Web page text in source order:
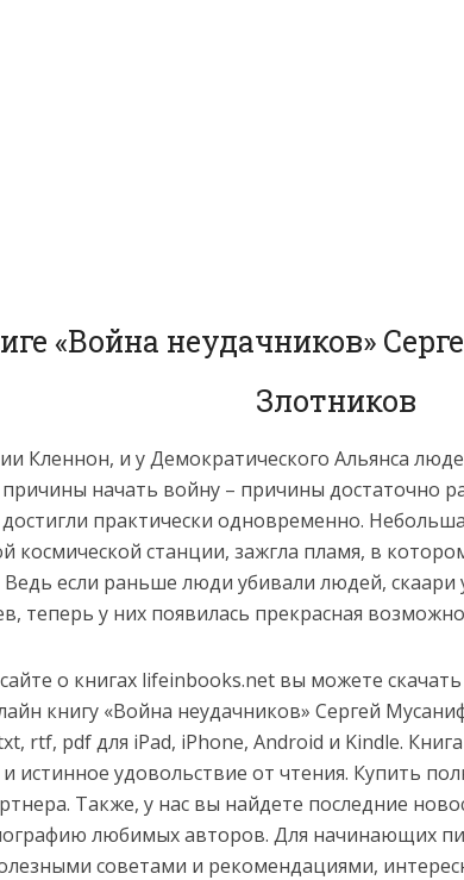
«Война неудачников»
Злотников
Кленнон, и у Демократического Альянса
начать войну – причины достаточно
практически одновременно.
космической станции, зажгла пламя, в
Ведь если раньше люди убивали людей,
теперь у них появилась прекрасная
о книгах lifeinbooks.net вы можете
книгу «Война неудачников» Сергей
rtf, pdf для iPad, iPhone, Android и Kindle.
истинное удовольствие от чтения. Купить
Также, у нас вы найдете последние
любимых авторов. Для начинающих
советами и рекомендациями,